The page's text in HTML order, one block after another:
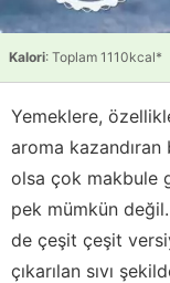
Kalori: Toplam 1110kcal*
Yemeklere,
aroma
olsa çok makbule
pek mümkün
de çeşit çeşit
çıkarılan sıvı